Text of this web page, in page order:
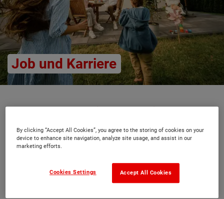
Job und Karriere
Geschäftsleitung (m/w/d)
Sind Sie bereit, in einem Unternehmen zu
arbeiten, das wachstumsorientiert und voller
Möglichkeiten ist?Bei uns finden Sie ein
By clicking “Accept All Cookies”, you agree to the storing of cookies on your
device to enhance site navigation, analyze site usage, and assist in our
marketing efforts.
Accept All Cookies
Cookies Settings